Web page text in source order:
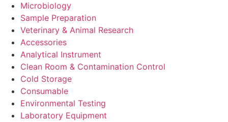
Microbiology
Sample Preparation
Veterinary & Animal Research
Accessories
Analytical Instrument
Clean Room & Contamination Control
Cold Storage
Consumable
Environmental Testing
Laboratory Equipment